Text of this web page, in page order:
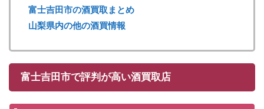
富士吉田市の酒買取まとめ
山梨県内の他の酒買情報
富士吉田市で評判が高い酒買取店